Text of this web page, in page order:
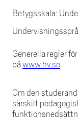
Betygsskala:
Generella regler
på www.hv.se.
Om den
särskilt